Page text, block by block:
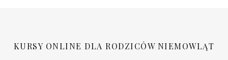
KURSY ONLINE DLA RODZICÓW NIEMOWLĄT